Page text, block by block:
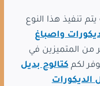
يتم تنفيذ هذا النوع
واصباغ
من المتميزين في
لكم كتالوج بديل
الديكورات